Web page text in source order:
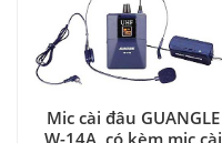
Mic cài đâu GUANGLE